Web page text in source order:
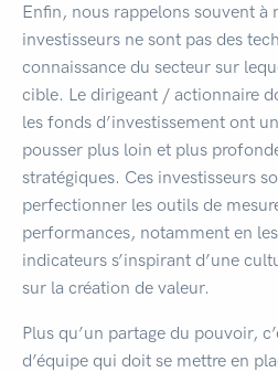
Enfin, nous rappelons souvent à
investisseurs ne sont pas des
connaissance du secteur sur
cible. Le dirigeant / actionnaire
les fonds d’investissement ont
pousser plus loin et plus
stratégiques. Ces investisseurs
perfectionner les outils de
performances, notamment en
indicateurs s’inspirant d’une
sur la création de valeur.
Plus qu’un partage du pouvoir,
d’équipe qui doit se mettre en